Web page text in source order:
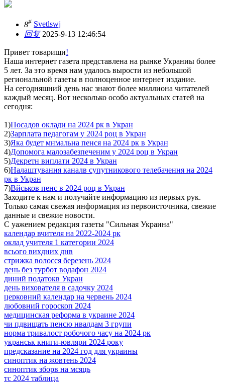
8# Svetlswj
回复2025-9-13 12:46:54
Привет товарищи!
Наша интернет газета представлена на рынке Украниы более
5 лет. За это время нам удалось вырости из небольшой
региональной газеты в полноценное интернет издание.
На сегодняшний день нас знают более миллиона читателей
каждый месяц. Вот несколько особо актуальных статей на
сегодня:
1)Посадов оклади на 2024 рк в Укран
2)Зарплата педагогам у 2024 роц в Укран
3)Яка будет мнмальна пенся на 2024 рк в Укран
4)Допомога малозабезпеченим у 2024 роц в Укран
5)Декретн виплати 2024 в Укран
6)Налаштування каналв супутникового телебачення на 2024
рк в Укран
7)Вйськов пенс в 2024 роц в Укран
Заходите к нам и получайте информацию из первых рук.
Только самая свежая информация из первоисточника, свежие
данные и свежие новости.
С уажением редакция газеты "Сильная Украина"
календар вчителя на 2022-2024 рк
оклад учителя 1 категории 2024
всього вихдних днв
стрижка волосся березень 2024
день без турбот водафон 2024
диний податокв Укран
день вихователя в садочку 2024
церковний календар на червень 2024
любовний гороскоп 2024
медицинская реформа в украине 2024
чи пдвищать пенсю нвалдам 3 групи
норма тривалост робочого часу на 2024 рк
укранськ книги-ювляри 2024 року
предсказание на 2024 год для украины
синоптик на жовтень 2024
синоптик зборв на мсяць
тс 2024 таблица